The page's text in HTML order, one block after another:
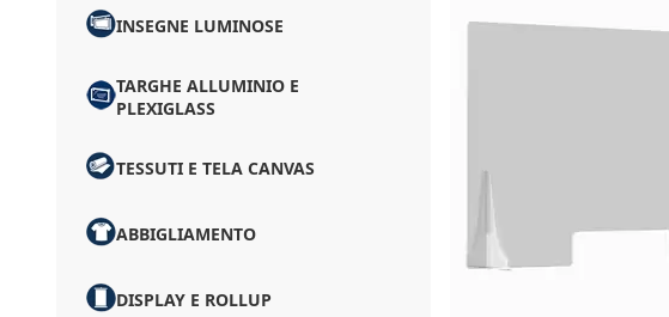
INSEGNE LUMINOSE
TARGHE ALLUMINIO E
PLEXIGLASS
TESSUTI E TELA CANVAS
ABBIGLIAMENTO
DISPLAY E ROLLUP